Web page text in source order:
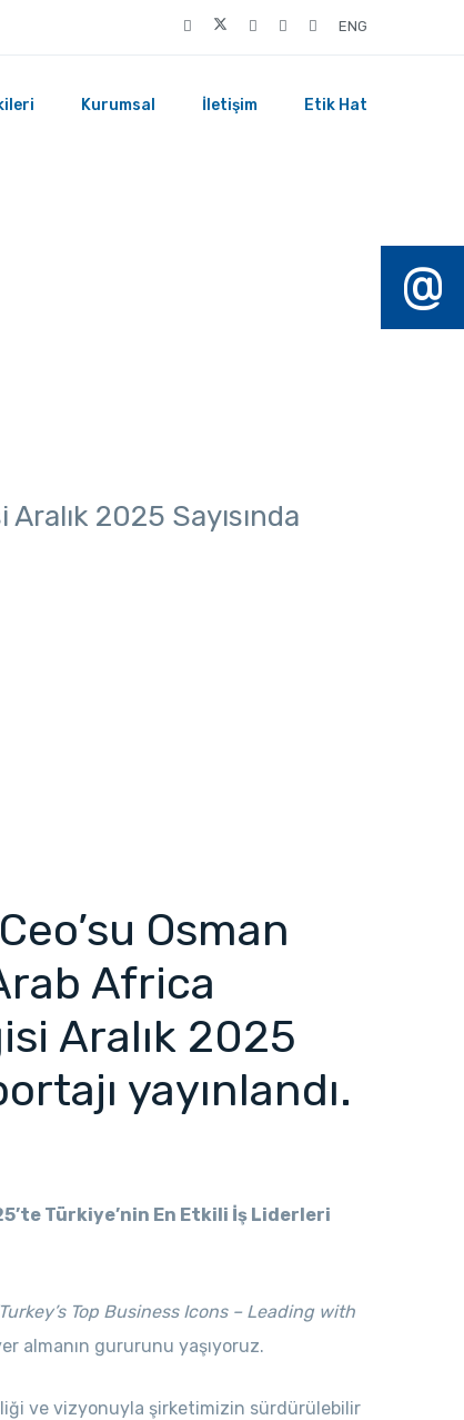
ENG
Kurumsal İletişim Etik Hat
@
2025 Sayısında
Osman
Africa
Aralık 2025
yayınlandı.
Türkiye’nin En Etkili İş Liderleri
Top Business Icons – Leading with
almanın gururunu yaşıyoruz.
ve vizyonuyla şirketimizin sürdürülebilir